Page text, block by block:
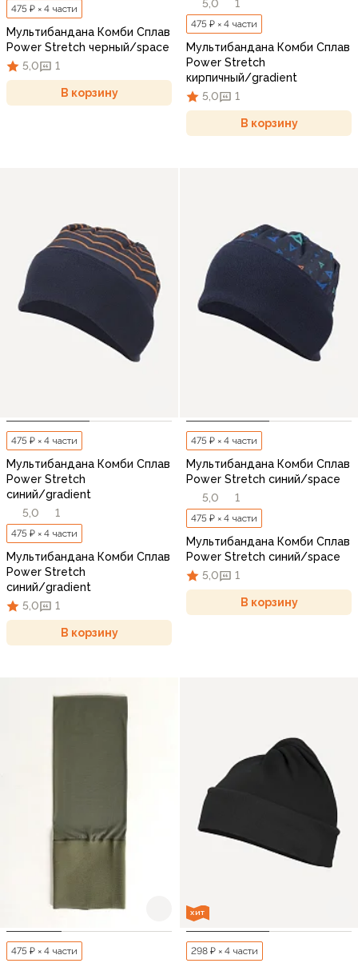
475 ₽ × 4 части
Мультибандана Комби Сплав
Power Stretch черный/space
5,0
1
В корзину
5,0
1
475 ₽ × 4 части
Мультибандана Комби Сплав
Power Stretch
кирпичный/gradient
5,0
1
В корзину
475 ₽ × 4 части
Мультибандана Комби Сплав
Power Stretch
синий/gradient
5,0
1
475 ₽ × 4 части
Мультибандана Комби Сплав
Power Stretch
синий/gradient
5,0
1
В корзину
475 ₽ × 4 части
Мультибандана Комби Сплав
Power Stretch синий/space
5,0
1
475 ₽ × 4 части
Мультибандана Комби Сплав
Power Stretch синий/space
5,0
1
В корзину
475 ₽ × 4 части
ХИТ
298 ₽ × 4 части